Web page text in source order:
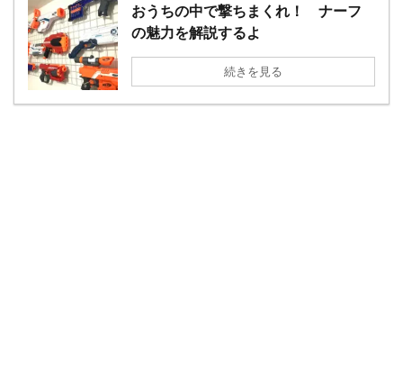
おうちの中で撃ちまくれ！ ナーフ
の魅力を解説するよ
続きを見る